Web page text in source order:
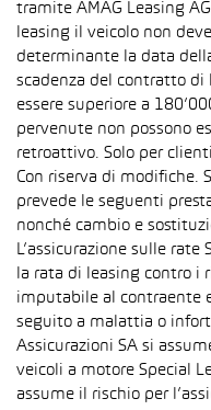
tramite AMAG Leasing
leasing il veicolo non
determinante la data
scadenza del contratto
essere superiore a
pervenute non possono
retroattivo. Solo per
Con riserva di modifiche.
prevede le seguenti
nonché cambio e
L’assicurazione sulle rate
la rata di leasing contro i
imputabile al contraente
seguito a malattia o
Assicurazioni SA si
veicoli a motore Special
assume il rischio per